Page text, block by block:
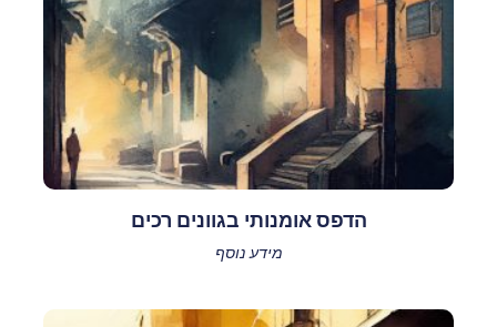
הדפס אומנותי בגוונים רכים
מידע נוסף